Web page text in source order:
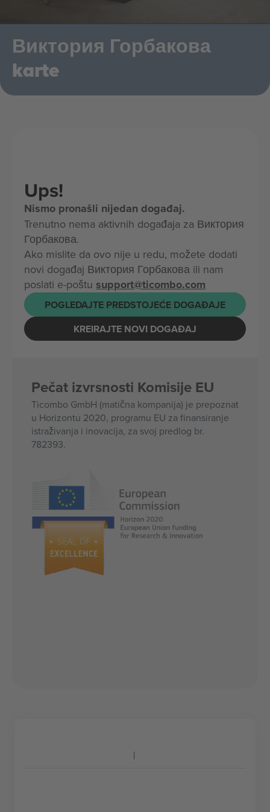
Виктория Горбакова
karte
Ups!
Nismo pronašli nijedan događaj.
Trenutno nema aktivnih događaja za Виктория
Горбакова.
Ako mislite da ovo nije u redu, možete dodati
novi događaj Виктория Горбакова ili nam
poslati e-poštu support@ticombo.com
POGLEDAJTE PREDSTOJEĆE DOGAĐAJE
KREIRAJTE NOVI DOGAĐAJ
Pečat izvrsnosti Komisije EU
Ticombo GmbH (matična kompanija) je prepoznat
u Horizontu 2020, programu EU za finansiranje
istraživanja i inovacija, za svoj predlog br.
782393.